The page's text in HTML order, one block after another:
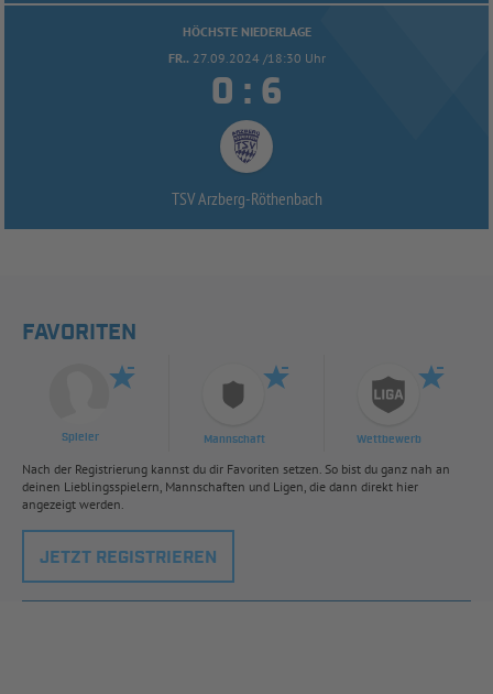
HÖCHSTE NIEDERLAGE
FR.. 27.09.2024 /18:30 Uhr
 : 
TSV Arzberg-Röthenbach
FAVORITEN
Spieler Mannschaft Wettbewerb
Nach der Registrierung kannst du dir Favoriten setzen. So bist du ganz nah an
deinen Lieblingsspielern, Mannschaften und Ligen, die dann direkt hier
angezeigt werden.
JETZT REGISTRIEREN